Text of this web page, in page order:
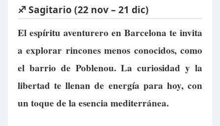
♐ Sagitario (22 nov – 21 dic)
El espíritu aventurero en Barcelona te invita
a explorar rincones menos conocidos, como
el barrio de Poblenou. La curiosidad y la
libertad te llenan de energía para hoy, con
un toque de la esencia mediterránea.